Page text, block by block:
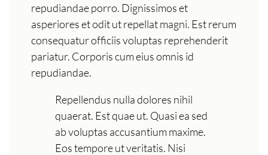
repudiandae porro. Dignissimos et
asperiores et odit ut repellat magni. Est rerum
consequatur officiis voluptas reprehenderit
pariatur. Corporis cum eius omnis id
repudiandae.
Repellendus nulla dolores nihil
quaerat. Est quae ut. Quasi ea sed
ab voluptas accusantium maxime.
Eos tempore ut veritatis. Nisi